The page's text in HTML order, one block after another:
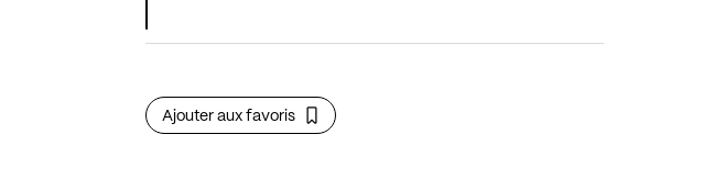
Ajouter aux favoris